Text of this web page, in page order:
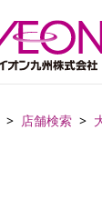
店舗検索